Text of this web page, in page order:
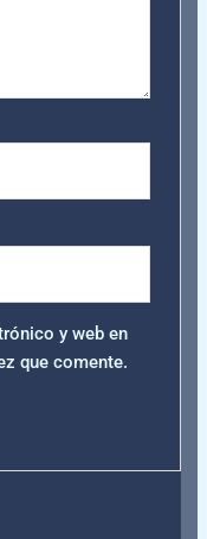
y web en
que comente.